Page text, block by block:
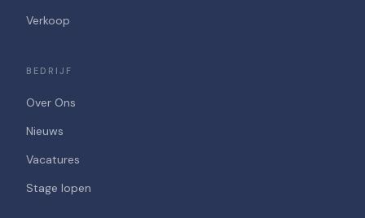
Verkoop
BEDRIJF
Over Ons
Nieuws
Vacatures
Stage lopen